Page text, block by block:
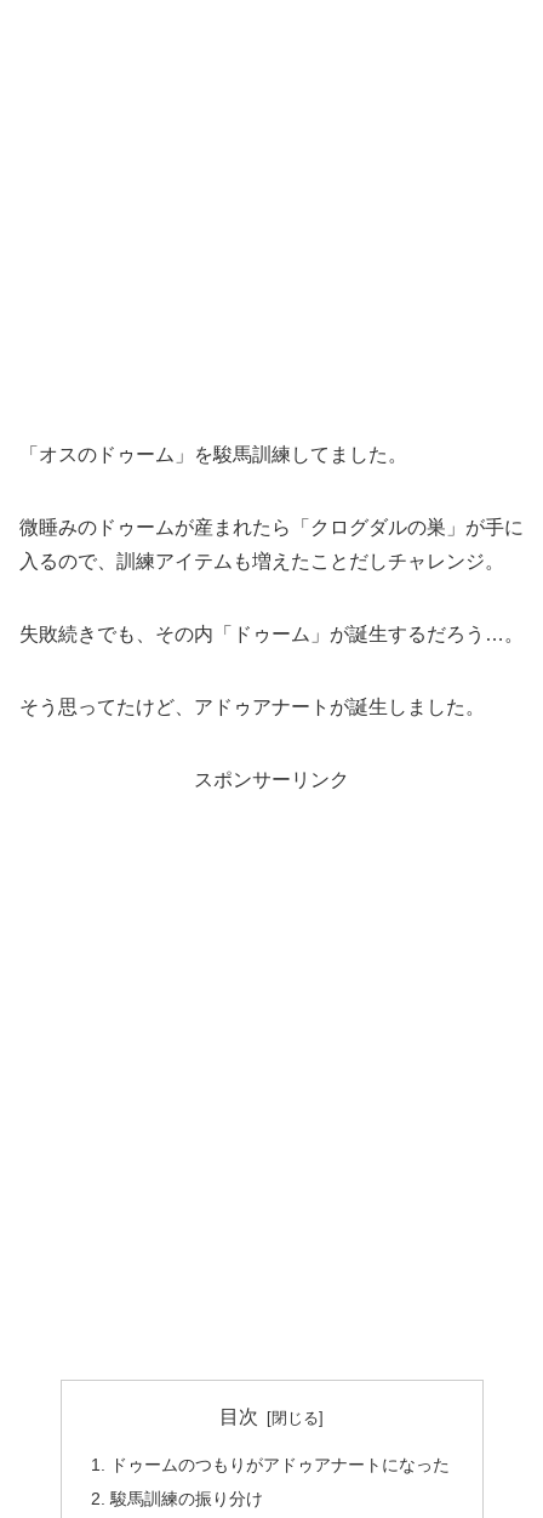
「オスのドゥーム」を駿馬訓練してました。
微睡みのドゥームが産まれたら「クログダルの巣」が手に
入るので、訓練アイテムも増えたことだしチャレンジ。
失敗続きでも、その内「ドゥーム」が誕生するだろう…。
そう思ってたけど、アドゥアナートが誕生しました。
スポンサーリンク
目次
ドゥームのつもりがアドゥアナートになった
駿馬訓練の振り分け